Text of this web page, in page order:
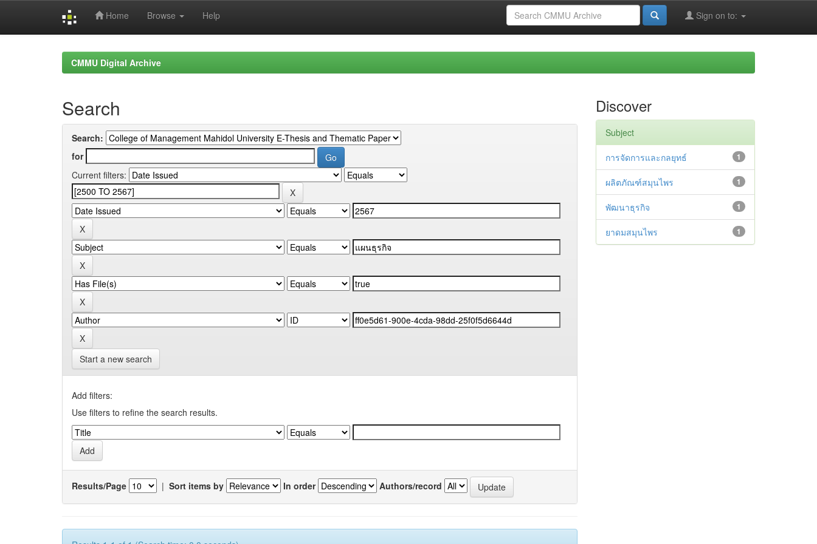
Home Browse Help Sign on to:
CMMU Digital Archive
Search
Search:
for
Current filters:
Start a new search
Add filters:
Use filters to refine the search results.
Results/Page | Sort items by In order Authors/record
Discover
Subject
1
การจัดการและกลยุทธ์
1
ผลิตภัณฑ์สมุนไพร
1
พัฒนาธุรกิจ
1
ยาดมสมุนไพร